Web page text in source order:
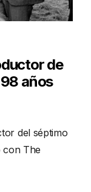
de
años
del séptimo
con The